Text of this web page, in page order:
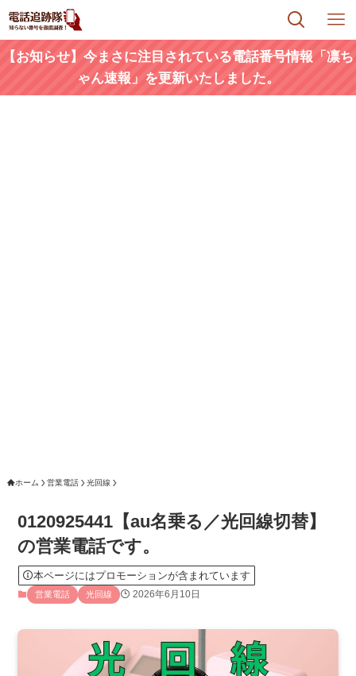
【お知らせ】今まさに注目されている電話番号情報「凛ち
ゃん速報」を更新いたしました。
ホーム 営業電話 光回線
0120925441【au名乗る／光回線切替】
の営業電話です。
本ページにはプロモーションが含まれています
営業電話 光回線 2026年6月10日